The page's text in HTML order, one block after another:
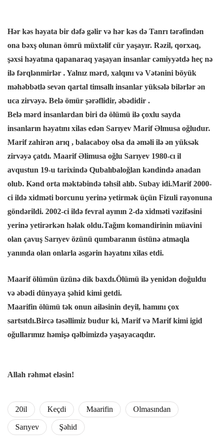
Panel
panel
panel
panel
Panel
panel
panel
Panel
panel
panel
satın al
Panel
panel
Hər kəs həyata bir dəfə gəlir və hər kəs də Tanrı tərəfindən
ona bəxş olunan ömrü müxtəlif cür yaşayır. Rəzil, qorxaq,
şəxsi həyatına qapanaraq yaşayan insanlar cəmiyyətdə heç nə
ilə fərqlənmirlər . Yalnız mərd, xalqını və Vətənini böyük
məhəbbətlə sevən qartal timsallı insanlar yüksələ bilərlər ən
uca zirvəyə. Belə ömür şərəflidir, əbədidir .
Belə mərd insanlardan biri də ölümü ilə çoxlu sayda
insanların həyatını xilas edən Sarıyev Marif Əlmusa oğludur.
Marif zahirən arıq , balacaboy olsa da əməli ilə ən yüksək
zirvəyə çatdı. Maarif Əlimusa oğlu Sarıyev 1980-cı il
avqustun 19-u tarixində Qubalıbaloğlan kəndində anadan
olub. Kənd orta məktəbində təhsil alıb. Subay idi.Marif 2000-
ci ildə xidməti borcunu yerinə yetirmək üçün Fizuli rayonuna
göndərildi. 2002-ci ildə fevral ayının 2-də xidməti vəzifəsini
yerinə yetirərkən həlak oldu.Tağım komandirinin müavini
olan çavuş Sarıyev özünü qumbaranın üstünə atmaqla
yanında olan onlarla əsgərin həyatını xilas etdi.
Maarif ölümün üzünə dik baxdı.Ölümü ilə yenidən doğuldu
və əbədi dünyaya şəhid kimi getdi.
Maarifin ölümü tək onun ailəsinin deyil, hamını çox
sartsıtdı.Bircə təsəllimiz budur ki, Marif və Marif kimi igid
oğullarımız həmişə qəlbimizdə yaşayacaqdır.
Allah rəhmət eləsin!
20il Keçdi Maarifin Olmasından
Sarıyev Şəhid